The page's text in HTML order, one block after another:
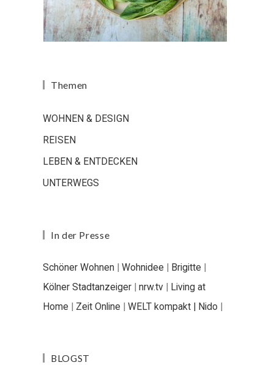
Themen
WOHNEN & DESIGN
REISEN
LEBEN & ENTDECKEN
UNTERWEGS
In der Presse
Schöner Wohnen | Wohnidee | Brigitte |
Kölner Stadtanzeiger | nrw.tv | Living at
Home | Zeit Online | WELT kompakt | Nido |
BLOGST